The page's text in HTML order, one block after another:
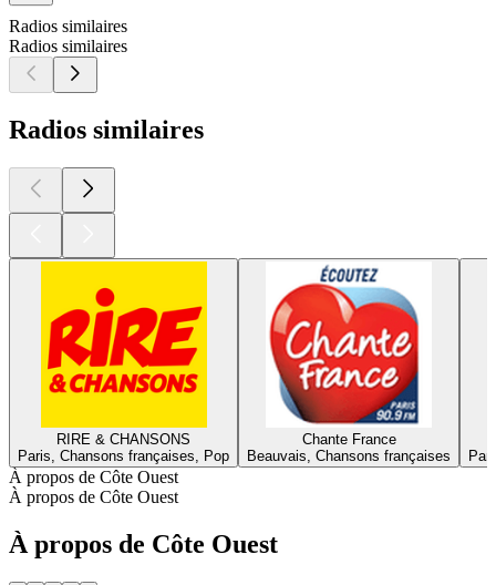
Radios similaires
Radios similaires
Radios similaires
RIRE & CHANSONS
Paris, Chansons françaises, Pop
Chante France
Beauvais, Chansons françaises
À propos de Côte Ouest
À propos de Côte Ouest
À propos de Côte Ouest